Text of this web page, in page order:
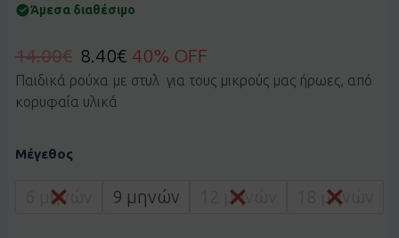
Άμεσα διαθέσιμο
14.00€ 8.40€ 40% OFF
Παιδικά ρούχα με στυλ για τους μικρούς μας ήρωες, από
κορυφαία υλικά
Μέγεθος
6 μηνών 9 μηνών 12 μηνών 18 μηνών
Dreams
2622104